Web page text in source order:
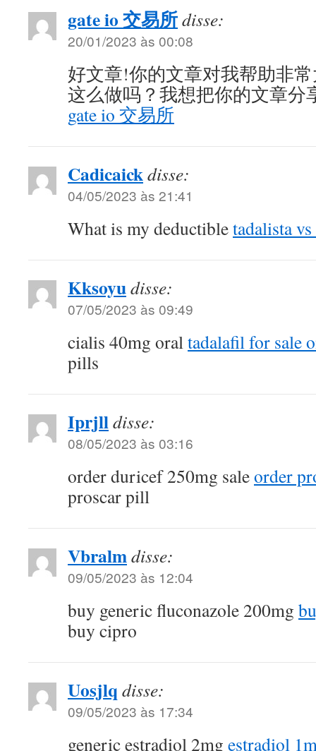
gate io 交易所disse:
20/01/2023 às 00:08
好文章!你的文章对我帮助非
这么做吗？我想把你的文章分
gate io 交易所
Cadicaickdisse:
04/05/2023 às 21:41
What is my deductibletadalista
Kksoyudisse:
07/05/2023 às 09:49
cialis 40mg oral tadalafil for sale
pills
Iprjlldisse:
08/05/2023 às 03:16
order duricef 250mg saleorder
proscar pill
Vbralmdisse:
09/05/2023 às 12:04
buy generic fluconazole 200mg
buy cipro
Uosjlq disse:
09/05/2023 às 17:34
generic estradiol 2mg estradiol